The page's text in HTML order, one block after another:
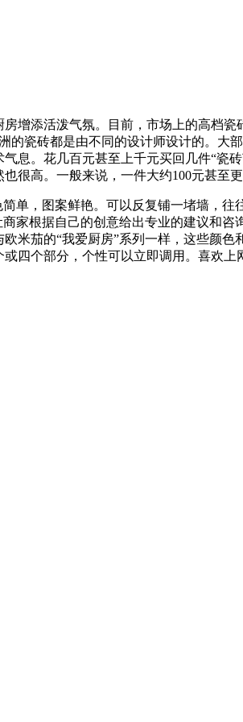
增添活泼气氛。目前，市场上的高档
瓷砖都是由不同的设计师设计的。大
息。花几百元甚至上千元买回几件“瓷
很高。一般来说，一件大约100元甚至更
单，图案鲜艳。可以反复铺一堵墙，
家根据自己的创意给出专业的建议和咨
米茄的“我爱厨房”系列一样，这些颜
四个部分，个性可以立即调用。喜欢